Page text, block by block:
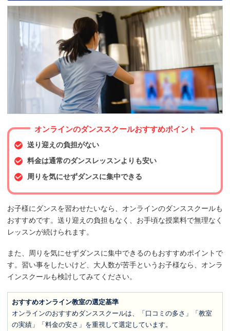
オンラインのダンススクールおすすめポイント
送り迎えの負担がない
料金は通常のダンスレッスンよりも安い
周りを気にせずダンスに集中できる
お子様にダンスを習わせたいなら、オンラインのダンススクールも
おすすめです。送り迎えの負担もなく、お手頃な授業料で無理なく
レッスンが続けられます。
また、周りを気にせずダンスに集中できるのもおすすめポイントで
す。習い事をしたいけど、大人数が苦手というお子様なら、オンラ
インスクールも検討してみてください。
おすすめオンライン教室の選定基準
オンラインのおすすめダンススクールは、「口コミの多さ」「教室
の実績」「料金の安さ」を重視して選定しています。